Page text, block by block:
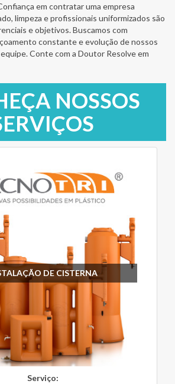
em contratar uma empresa
limpeza e profissionais uniformizados são
e objetivos. Buscamos com
constante e evolução de nossos
Conte com a Doutor Resolve em
NOSSOS
DE CISTERNA
Serviço: